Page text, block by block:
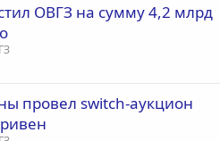
ОВГЗ на сумму 4,2 млрд
провел switch-аукцион